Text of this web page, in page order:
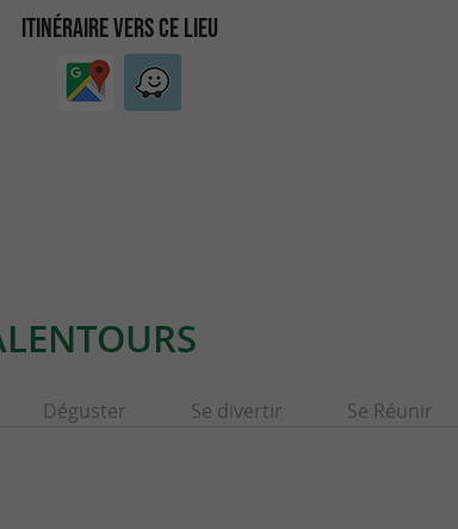
ITINÉRAIRE VERS CE LIEU
Déguster Se divertir Se Réunir